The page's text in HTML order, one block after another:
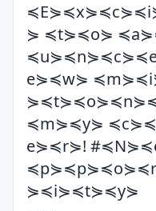
⋟ ≼t⋟≼o⋟
e⋟≼w⋟
≼m⋟≼y⋟
e⋟≼r⋟!
⋟≼i⋟≼t⋟≼y⋟